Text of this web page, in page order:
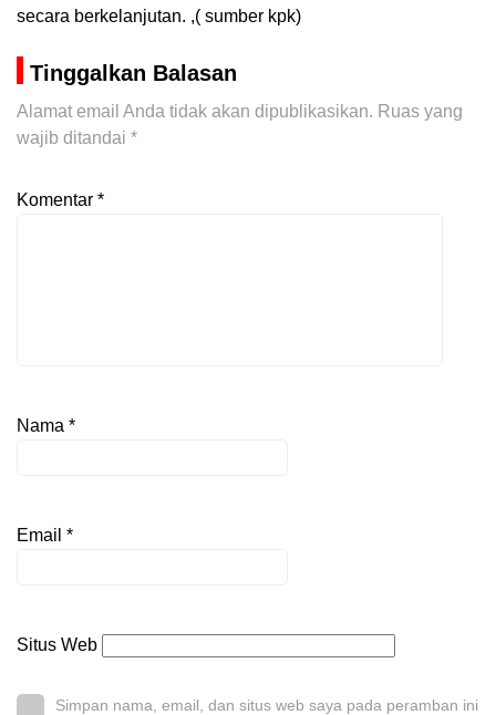
secara berkelanjutan. ,( sumber kpk)
Tinggalkan Balasan
Alamat email Anda tidak akan dipublikasikan. Ruas yang
wajib ditandai *
Komentar *
Nama *
Email *
Situs Web
Simpan nama, email, dan situs web saya pada peramban ini